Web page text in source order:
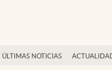
ÚLTIMAS NOTICIAS
Actualidad